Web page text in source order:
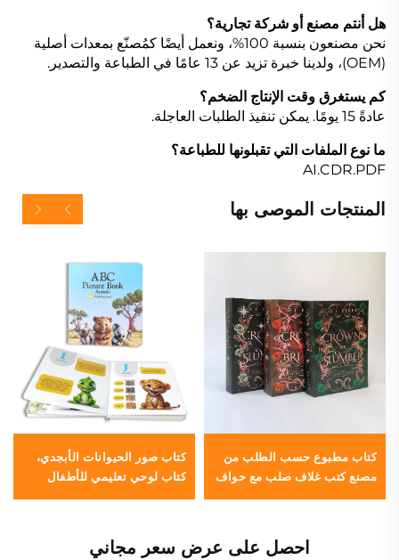
هل أنتم مصنع أو شركة تجارية؟
نحن مصنعون بنسبة 100%، ونعمل أيضًا كمُصنّع بمعدات أصلية
(OEM)، ولدينا خبرة تزيد عن 13 عامًا في الطباعة والتصدير.
كم يستغرق وقت الإنتاج الضخم؟
عادةً 15 يومًا. يمكن تنفيذ الطلبات العاجلة.
ما نوع الملفات التي تقبلونها للطباعة؟
AI.CDR.PDF
المنتجات الموصى بها
كتاب مطبوع حسب الطلب من
مصنع كتب غلاف صلب مع حواف
كتاب صور الحيوانات الأبجدي،
كتاب لوحي تعليمي للأطفال
احصل على عرض سعر مجاني